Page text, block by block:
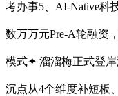
考办事5、AI-Native科
数万万元Pre-A轮融资
模式✦ 溜溜梅正式登岸
沉点从4个维度补短板